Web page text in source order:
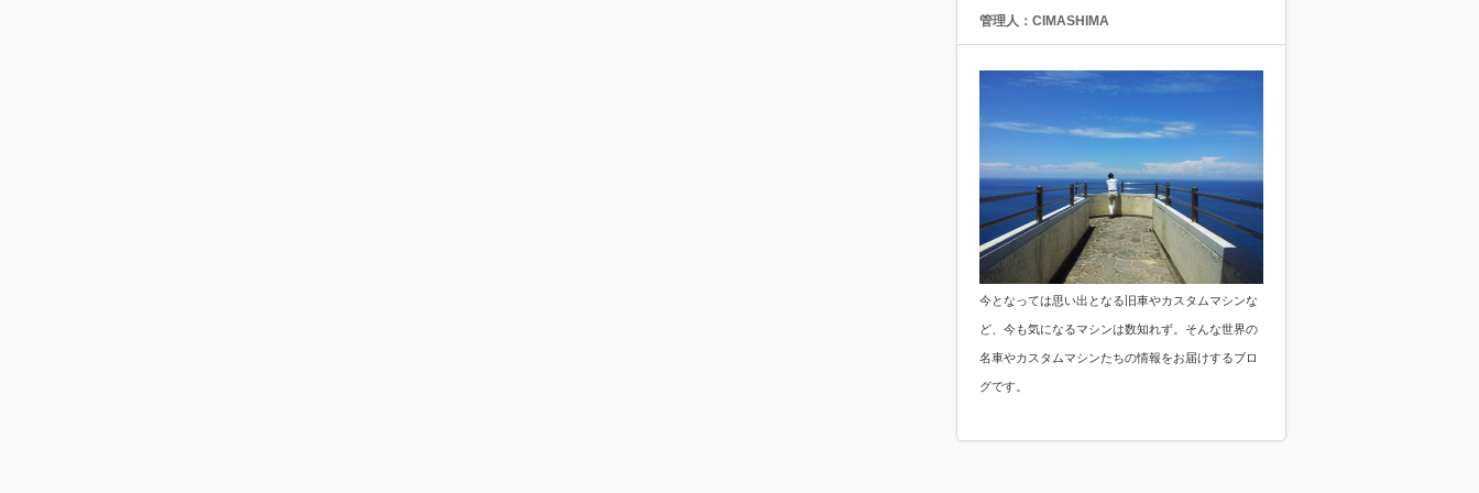
管理人：CIMASHIMA
今となっては思い出となる旧車やカスタムマシンな
ど、今も気になるマシンは数知れず。そんな世界の
名車やカスタムマシンたちの情報をお届けするブロ
グです。